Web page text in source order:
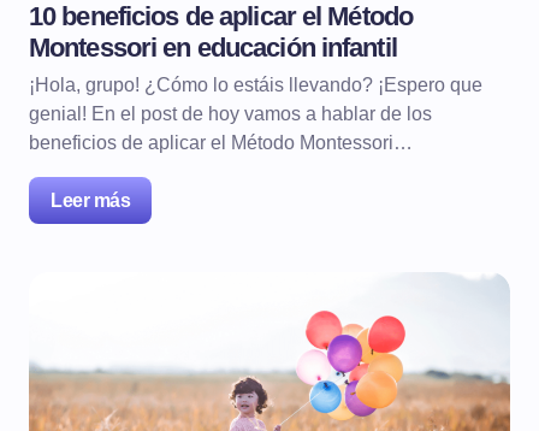
10 beneficios de aplicar el Método
Montessori en educación infantil
¡Hola, grupo! ¿Cómo lo estáis llevando? ¡Espero que
genial! En el post de hoy vamos a hablar de los
beneficios de aplicar el Método Montessori…
Leer más